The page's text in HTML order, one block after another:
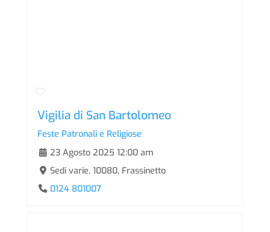
Vigilia di San Bartolomeo
Feste Patronali e Religiose
23 Agosto 2025 12:00 am
Sedi varie, 10080, Frassinetto
0124 801007